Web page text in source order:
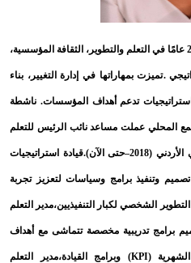
بخبرة تزيد عن 22 عامًا في التعلم والتطوير، الثقافة المؤسسية،
في إدارة التغيير، بناء
تدعم أهداف المؤسسات. ناشطة
مساعد نائب الرئيس للتعلم
.قيادة استراتيجيات
برامج وسياسات لتعزيز تجربة
لكبار التنفيذيين،مدير التعلم
مخصصة تتماشى مع أهداف
وبرامج القيادة،مدير التعلم